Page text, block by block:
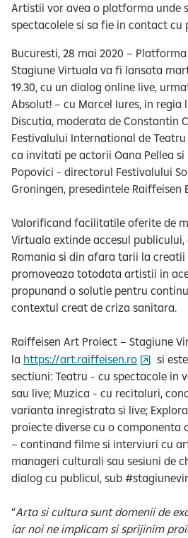
Artistii vor avea o platforma unde
spectacolele si sa fie in contact cu
Bucuresti, 28 mai 2020 –
Stagiune Virtuala va fi lansata
19.30, cu un dialog online live,
Absolut! – cu Marcel Iures, in regia
Discutia, moderata de Constantin
Festivalului International de Teatru
ca invitati pe actorii Oana Pellea si
Popovici - directorul Festivalului
Groningen, presedintele Raiffeisen
Valorificand facilitatile oferite de
Virtuala extinde accesul publicului,
Romania si din afara tarii la
promoveaza totodata artistii in
propunand o solutie pentru
contextul creat de criza sanitara.
Raiffeisen Art Proiect – Stagiune
la https://art.raiffeisen.ro
si
sectiuni: Teatru - cu spectacole in
sau live; Muzica - cu recitaluri,
varianta inregistrata si live;
proiecte diverse cu o componenta
– continand filme si interviuri cu
manageri culturali sau sesiuni de
dialog cu publicul, sub
”Arta si cultura sunt domenii de
iar noi ne implicam si sprijinim